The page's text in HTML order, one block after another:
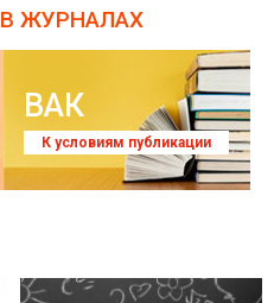
В ЖУРНАЛАХ
ВАК
К условиям публикации